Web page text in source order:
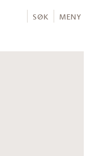
SØK MENY